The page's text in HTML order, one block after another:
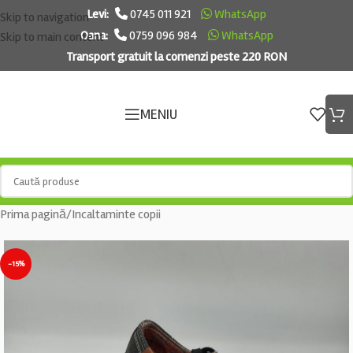
Skip to navigation
Skip to main content
Levi: 0745 011 921
WhatsApp
Oana:
0759 096 984
WhatsApp
Transport gratuit la comenzi peste 220 RON
MENIU
Prima pagină/Incaltaminte copii
-15%